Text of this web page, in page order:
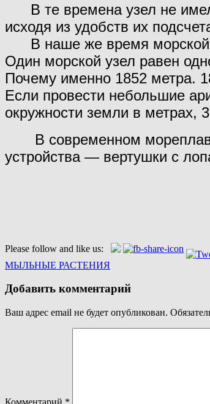
В те времена узел не имел
исходя из удобств их
В наше же время морской
Один морской узел равен
Почему именно 1852 метра.
Если провести небольшие
окружности земли в метрах,
В современном
устройства — вертушки с
Please follow and like us:
Навигация
по
записям
МЫЛЬНЫЕ РАСТЕНИЯ
Добавить комментарий
Ваш адрес email не будет опубликован.
Комментарий *